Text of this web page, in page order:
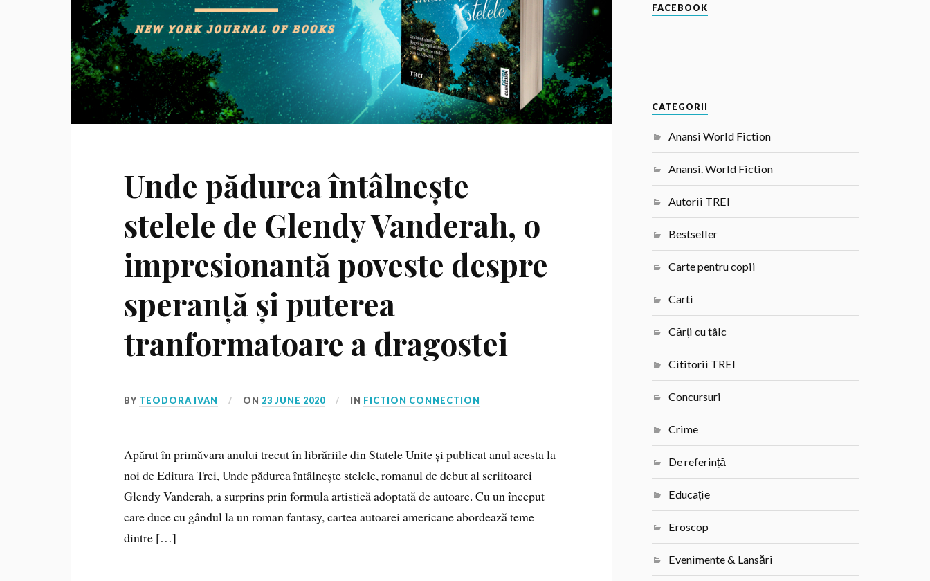
Unde pădurea întâlnește
stelele de Glendy Vanderah, o
impresionantă poveste despre
speranță și puterea
tranformatoare a dragostei
BY TEODORA IVAN ON 23 JUNE 2020 IN FICTION CONNECTION
Apărut în primăvara anului trecut în librăriile din Statele Unite și publicat anul acesta la
noi de Editura Trei, Unde pădurea întâlnește stelele, romanul de debut al scriitoarei
Glendy Vanderah, a surprins prin formula artistică adoptată de autoare. Cu un început
care duce cu gândul la un roman fantasy, cartea autoarei americane abordează teme
dintre […]
FACEBOOK
CATEGORII
Anansi World Fiction
Anansi. World Fiction
Autorii TREI
Bestseller
Carte pentru copii
Carti
Cărți cu tâlc
Cititorii TREI
Concursuri
Crime
De referință
Educație
Eroscop
Evenimente & Lansări